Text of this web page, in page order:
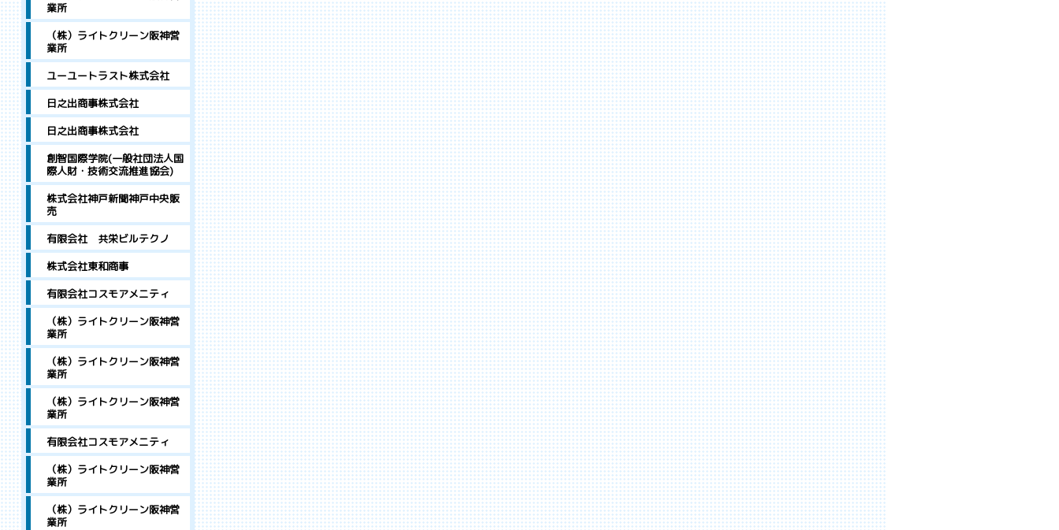
業所
（株）ライトクリーン阪神営
業所
ユーユートラスト株式会社
日之出商事株式会社
日之出商事株式会社
創智国際学院(一般社団法人国
際人財・技術交流推進協会)
株式会社神戸新聞神戸中央販
売
有限会社 共栄ビルテクノ
株式会社東和商事
有限会社コスモアメニティ
（株）ライトクリーン阪神営
業所
（株）ライトクリーン阪神営
業所
（株）ライトクリーン阪神営
業所
有限会社コスモアメニティ
（株）ライトクリーン阪神営
業所
（株）ライトクリーン阪神営
業所